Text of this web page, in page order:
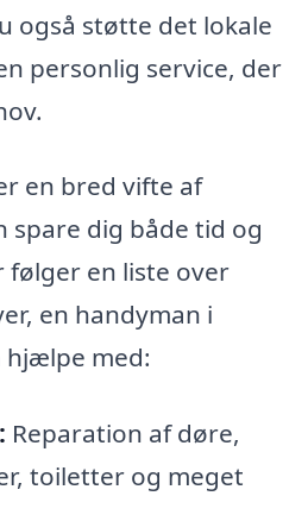
også støtte det lokale
personlig service, der
en bred vifte af
spare dig både tid og
en liste over
en handyman i
hjælpe med:
Reparation af døre,
toiletter og meget